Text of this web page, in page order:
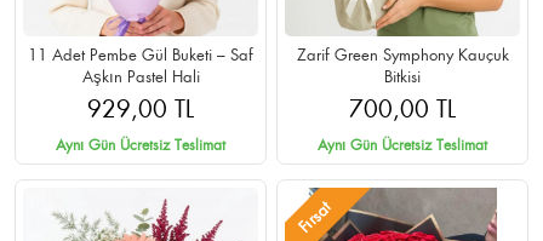
11 Adet Pembe Gül Buketi – Saf
Aşkın Pastel Hali
929,00 TL
Aynı Gün Ücretsiz Teslimat
Zarif Green Symphony Kauçuk
Bitkisi
700,00 TL
Aynı Gün Ücretsiz Teslimat
Fırsat